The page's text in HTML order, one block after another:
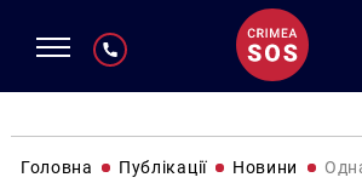
Головна Публікації Новини